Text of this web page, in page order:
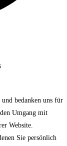
und bedanken uns für
Umgang mit
Website.
Sie persönlich